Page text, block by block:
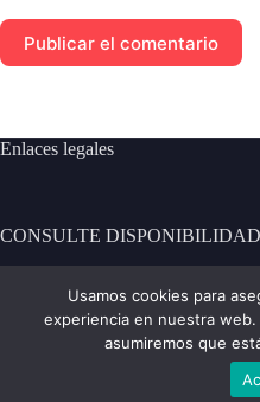
Publicar el comentario
Enlaces legales
CONSULTE DISPONIBILIDAD
Usamos cookies para
experiencia en nuestra
asumiremos que